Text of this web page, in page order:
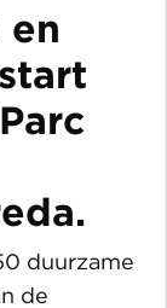
en
duurzame
de